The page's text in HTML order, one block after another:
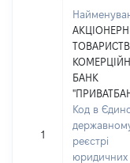
1
БАНК
Код в
реєстрі
юридичних